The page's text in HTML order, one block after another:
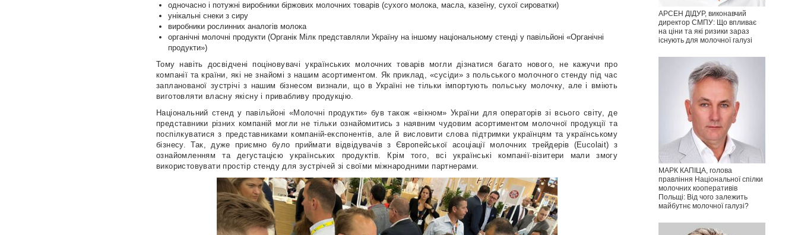
одночасно і потужні виробники біржових молочних товарів (сухого молока, масла, казеїну, сухої сироватки)
унікальні снеки з сиру
виробники рослинних аналогів молока
органічні молочні продукти (Органік Мілк представляли Україну на іншому національному стенді у павільйоні «Органічні
продукти»)
Тому навіть досвідчені поціновувачі українських молочних товарів могли дізнатися багато нового, не кажучи про
компанії та країни, які не знайомі з нашим асортиментом. Як приклад, «сусіди» з польського молочного стенду під час
запланованої зустрічі з нашим бізнесом визнали, що в Україні не тільки імпортують польську молочку, але і вміють
виготовляти власну якісну і привабливу продукцію.
Національний стенд у павільйоні «Молочні продукти» був також «вікном» України для операторів зі всього світу, де
представники різних компаній могли не тільки ознайомитись з наявним чудовим асортиментом молочної продукції та
поспілкуватися з представниками компаній-експонентів, але й висловити слова підтримки українцям та українському
бізнесу. Так, дуже приємно було приймати відвідувачів з Європейської асоціації молочних трейдерів (Eucolait) з
ознайомленням та дегустацією українських продуктів. Крім того, всі українські компанії-візитери мали змогу
використовувати простір стенду для зустрічей зі своїми міжнародними партнерами.
АРСЕН ДІДУР, виконавчий
директор СМПУ: Що впливає
на ціни та які ризики зараз
існують для молочної галузі
МАРК КАПІЦА, голова
правління Національної спілки
молочних кооперативів
Польщі: Від чого залежить
майбутнє молочної галузі?